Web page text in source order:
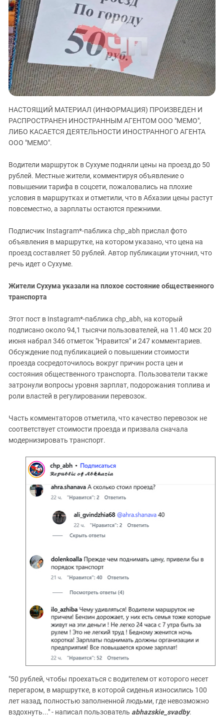
ЗАСТАВЛЯЕТ
КАВКАЗ ЗА ПАЛЕСТИНУ
ИНАКОМЫСЛИЕ В ЧЕЧНЕ
ПРЕСЛЕДОВАНИЕ АКТИВИСТОВ
МОБИЛИЗАЦИЯ И ПРОТЕСТЫ
Дагестан
Ингушетия
Кабардино-Балкария
Калмыкия
Карачаево-Черкесия
Краснодарский край
Российская Федерация
Ростовская область
СКФО
Ставропольский край
Чечня
Южная Осетия
ЮФО
НАСТОЯЩИЙ МАТЕРИАЛ (ИНФОРМАЦИЯ) ПРОИЗВЕДЕН И
РАСПРОСТРАНЕН ИНОСТРАННЫМ АГЕНТОМ ООО "МЕМО",
ЛИБО КАСАЕТСЯ ДЕЯТЕЛЬНОСТИ ИНОСТРАННОГО АГЕНТА
ООО "МЕМО".
Водители маршруток в Сухуме подняли цены на проезд до 50
рублей. Местные жители, комментируя объявление о
повышении тарифа в соцсети, пожаловались на плохие
условия в маршрутках и отметили, что в Абхазии цены растут
повсеместно, а зарплаты остаются прежними.
Подписчик Instagram*-паблика chp_abh прислал фото
объявления в маршрутке, на котором указано, что цена на
проезд составляет 50 рублей. Автор публикации уточнил, что
речь идет о Сухуме.
Жители Сухума указали на плохое состояние общественного
транспорта
Этот пост в Instagram*-паблика chp_abh, на который
подписано около 94,1 тысячи пользователей, на 11.40 мск 20
июня набрал 346 отметок "Нравится" и 247 комментариев.
Обсуждение под публикацией о повышении стоимости
проезда сосредоточилось вокруг причин роста цен и
состояния общественного транспорта. Пользователи также
затронули вопросы уровня зарплат, подорожания топлива и
роли властей в регулировании перевозок.
Часть комментаторов отметила, что качество перевозок не
соответствует стоимости проезда и призвала сначала
модернизировать транспорт.
"50 рублей, чтобы проехаться с водителем от которого несет
перегаром, в маршрутке, в которой сиденья износились 100
лет назад, полностью заполненной людьми, где невозможно
вздохнуть..." - написал пользователь abhazskie_svadby.